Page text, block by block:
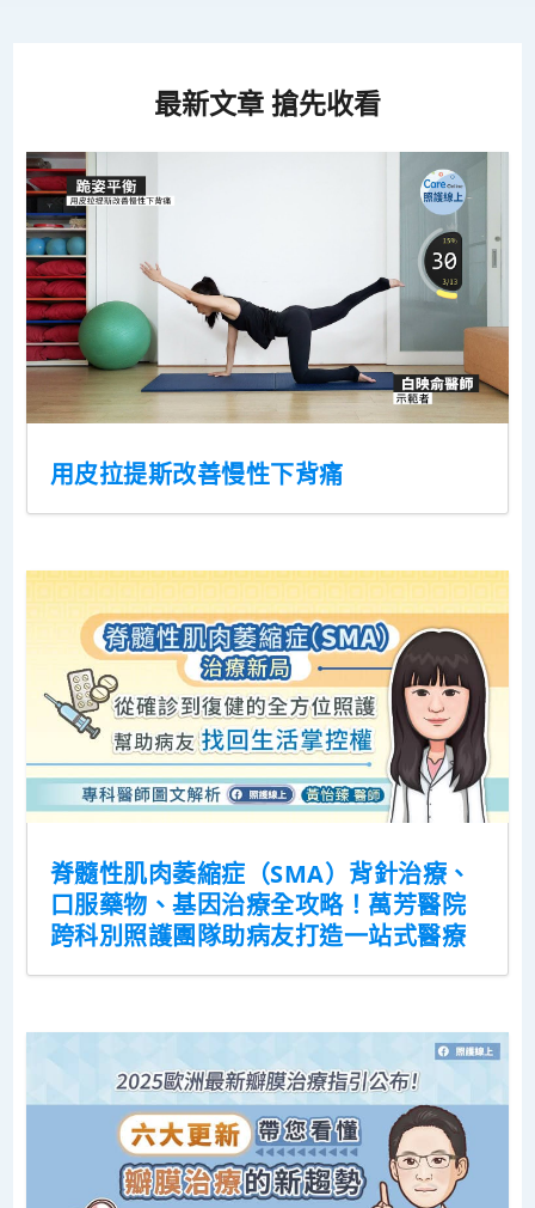
最新文章 搶先收看
用皮拉提斯改善慢性下背痛
脊髓性肌肉萎縮症（SMA）背針治療、
口服藥物、基因治療全攻略！萬芳醫院
跨科別照護團隊助病友打造一站式醫療